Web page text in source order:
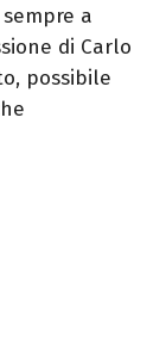
a
di Carlo
possibile